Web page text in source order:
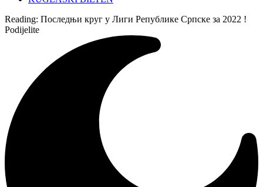
Reading: Последњи круг у Лиги Републике Српске за 2022 !
Podijelite